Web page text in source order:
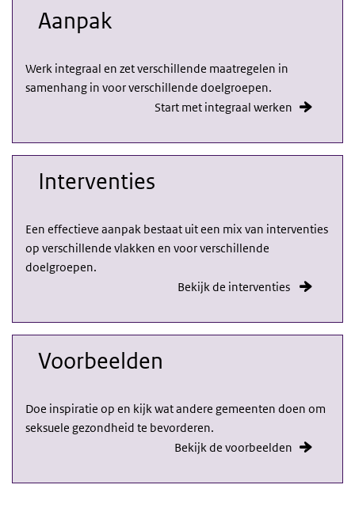
Aanpak
Werk integraal en zet verschillende maatregelen in
samenhang in voor verschillende doelgroepen.
Start met integraal werken
Interventies
Een effectieve aanpak bestaat uit een mix van interventies
op verschillende vlakken en voor verschillende
doelgroepen.
Bekijk de interventies
Voorbeelden
Doe inspiratie op en kijk wat andere gemeenten doen om
seksuele gezondheid te bevorderen.
Bekijk de voorbeelden